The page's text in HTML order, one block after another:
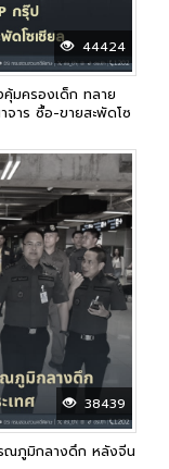
44424
มครองเด็ก ทลาย
าร ซื้อ-ขายสะพัดโซ
38439
ณภูมิกลางดึก หลังจีน